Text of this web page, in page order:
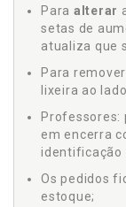
Para alterar
setas de
atualiza que
Para
lixeira ao
Professores:
em encerra
identificação
Os pedidos
estoque;